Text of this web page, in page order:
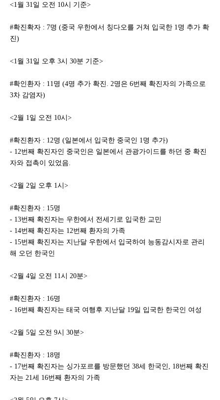
<1월 31일 오전 10시 기준>
#확진확자 : 7명 (중국 우한에서 칭다오를 거쳐 입국한 1명 추가 확
진)
<1월 31일 오후 3시 30분 기준>
#확인환자 : 11명 (4명 추가 확진. 2명은 6번째 확진자의 가족으로
3차 감염자)
<2월 1일 오전 10시>
#확진환자 : 12명 (일본에서 입국한 중국인 1명 추가)
- 12번째 확진자인 중국인은 일본에서 관광가이드를 하던 중 확진
자와 접촉이 있었음.
<2월 2일 오후 1시>
#확진환자 : 15명
- 13번째 확진자는 우한에서 전세기로 입국한 교민
- 14번째 확진자는 12번째 환자의 가족
- 15번째 확진자는 지난달 우한에서 입국하여 능동감시자로 관리
해 오던 한국인
<2월 4일 오전 11시 20분>
#확진환자 : 16명
- 16번째 확진자는 태국 여행후 지난달 19일 입국한 한국인 여성
<2월 5일 오전 9시 30분>
#확진환자 : 18명
- 17번째 확진자는 싱가포르를 방문했던 38세 한국인, 18번째 확진
자는 21세 16번째 환자의 가족